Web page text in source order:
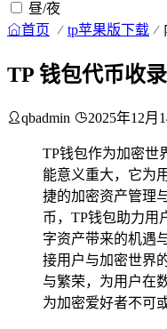
昼/夜
首页 tp苹果版下载
TP 钱包代币收
qbadmin 2025年12月
TP钱包作为加密世
能意义重大，它为
捷的加密资产管理
币，TP钱包助力用
字资产带来的机遇
接用户与加密世界
与繁荣，为用户在
为加密爱好者不可